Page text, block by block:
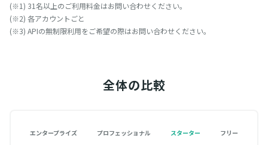
(※1) 31名以上のご利用料金はお問い合わせください。
(※2) 各アカウントごと
(※3) APIの無制限利用をご希望の際はお問い合わせください。
全体の比較
エンタープライズ プロフェッショナル スターター フリー